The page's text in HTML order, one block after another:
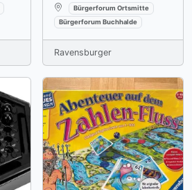
Verfügbar an:
Bürgerforum Ortsmitte
Bürgerforum Buchhalde
Ravensburger